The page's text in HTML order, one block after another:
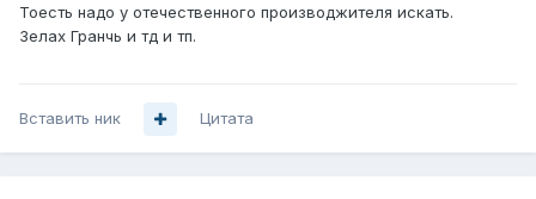
Тоесть надо у отечественного производжителя искать.
Зелах Гранчь и тд и тп.
Вставить ник Цитата